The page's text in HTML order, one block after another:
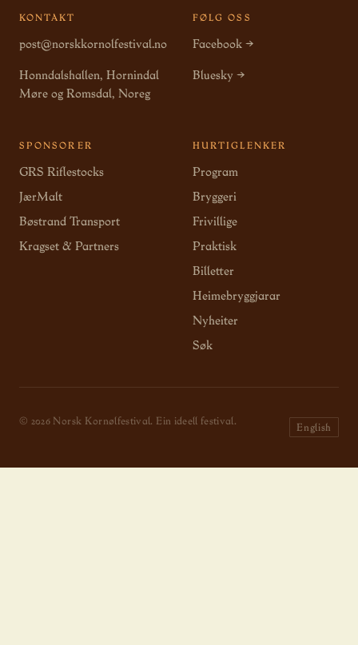
KONTAKT
post@norskkornolfestival.no
Honndalshallen, Hornindal
Møre og Romsdal, Noreg
FØLG OSS
Facebook →
Bluesky →
SPONSORER
GRS Riflestocks
JærMalt
Bøstrand Transport
Kragset & Partners
HURTIGLENKER
Program
Bryggeri
Frivillige
Praktisk
Billetter
Heimebryggjarar
Nyheiter
Søk
© 2026 Norsk Kornølfestival. Ein ideell festival.
English